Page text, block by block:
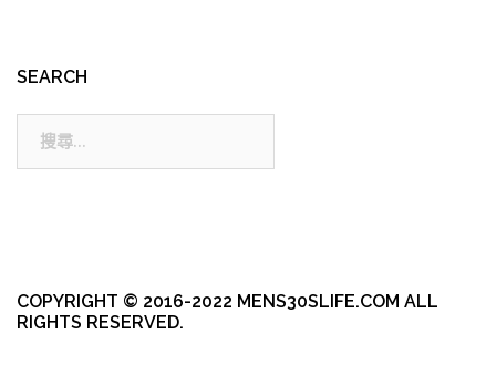
SEARCH
COPYRIGHT © 2016-2022 MENS30SLIFE.COM ALL
RIGHTS RESERVED.